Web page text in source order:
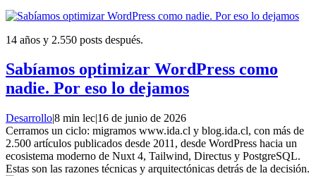
14 años y 2.550 posts después.
Sabíamos optimizar WordPress como
nadie. Por eso lo dejamos
Desarrollo|8 min lec|16 de junio de 2026
Cerramos un ciclo: migramos www.ida.cl y blog.ida.cl, con más de
2.500 artículos publicados desde 2011, desde WordPress hacia un
ecosistema moderno de Nuxt 4, Tailwind, Directus y PostgreSQL.
Estas son las razones técnicas y arquitectónicas detrás de la decisión.